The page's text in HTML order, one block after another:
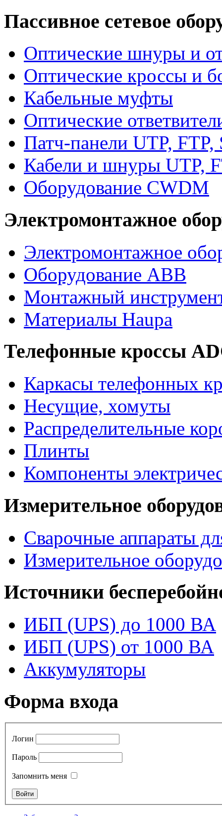
Пассивное сетевое
Оптические шнуры и
Оптические кроссы и
Кабельные муфты
Оптические
Патч-панели UTP, FTP,
Кабели и шнуры UTP,
Оборудование CWDM
Электромонтажное
Электромонтажное
Оборудование ABB
Монтажный
Материалы Haupa
Телефонные кроссы
Каркасы телефонных
Несущие, хомуты
Распределительные
Плинты
Компоненты
Измерительное
Сварочные аппараты
Измерительное
Источники
ИБП (UPS) до 1000 ВА
ИБП (UPS) от 1000 ВА
Аккумуляторы
Форма входа
Логин
Пароль
Запомнить меня